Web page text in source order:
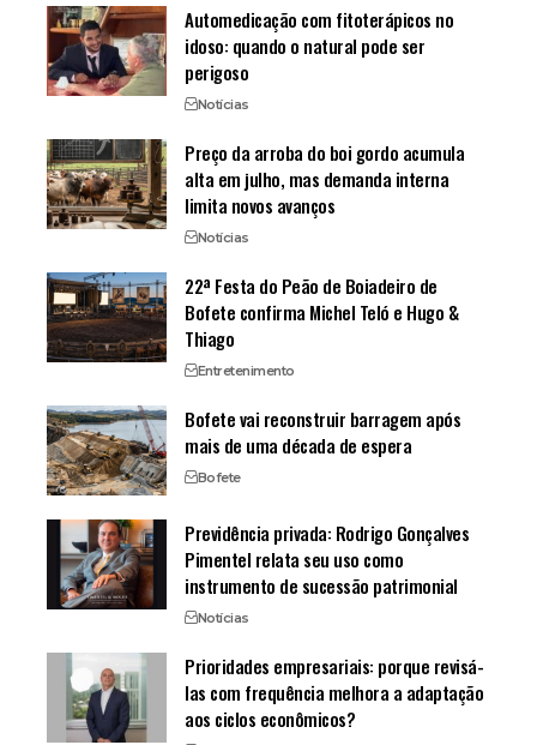
Automedicação com fitoterápicos no
idoso: quando o natural pode ser
perigoso
Notícias
Preço da arroba do boi gordo acumula
alta em julho, mas demanda interna
limita novos avanços
Notícias
22ª Festa do Peão de Boiadeiro de
Bofete confirma Michel Teló e Hugo &
Thiago
Entretenimento
Bofete vai reconstruir barragem após
mais de uma década de espera
Bofete
Previdência privada: Rodrigo Gonçalves
Pimentel relata seu uso como
instrumento de sucessão patrimonial
Notícias
Prioridades empresariais: porque revisá-
las com frequência melhora a adaptação
aos ciclos econômicos?